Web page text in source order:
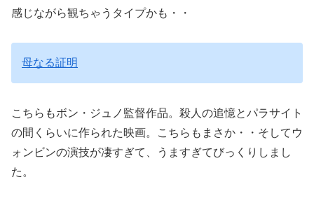
感じながら観ちゃうタイプかも・・
母なる証明
こちらもボン・ジュノ監督作品。殺人の追憶とパラサイト
の間くらいに作られた映画。こちらもまさか・・そしてウ
ォンビンの演技が凄すぎて、うますぎてびっくりしまし
た。